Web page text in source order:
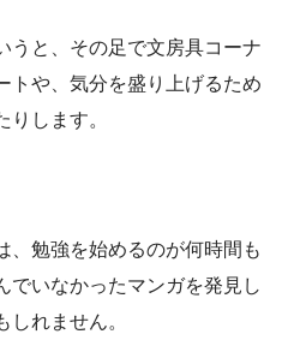
と、その足で文房具コーナ
トや、気分を盛り上げるため
します。
勉強を始めるのが何時間も
でいなかったマンガを発見し
れません。